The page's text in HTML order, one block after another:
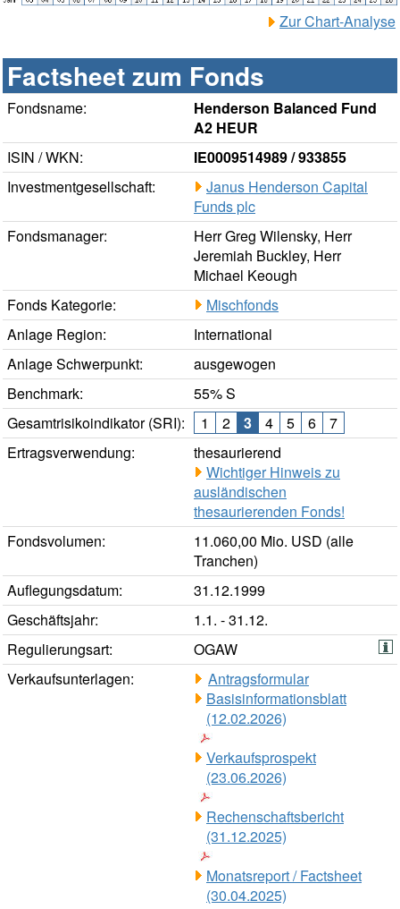
Zur Chart-Analyse
Factsheet zum Fonds
Fondsname:
Henderson Balanced Fund
A2 HEUR
ISIN / WKN:
IE0009514989 / 933855
Investmentgesellschaft:
Janus Henderson Capital
Funds plc
Fondsmanager:
Herr Greg Wilensky, Herr
Jeremiah Buckley, Herr
Michael Keough
Fonds Kategorie:
Mischfonds
Anlage Region:
International
Anlage Schwerpunkt:
ausgewogen
Benchmark:
55% S
Gesamtrisikoindikator (SRI):
1 2 3 4 5 6
7
Ertragsverwendung:
thesaurierend
Wichtiger Hinweis zu
ausländischen
thesaurierenden Fonds!
Fondsvolumen:
11.060,00 Mio. USD (alle
Tranchen)
Auflegungsdatum:
31.12.1999
Geschäftsjahr:
1.1. - 31.12.
Regulierungsart:
OGAW
Verkaufsunterlagen:
Antragsformular
Basisinformationsblatt
(12.02.2026)
Verkaufsprospekt
(23.06.2026)
Rechenschaftsbericht
(31.12.2025)
Monatsreport / Factsheet
(30.04.2025)